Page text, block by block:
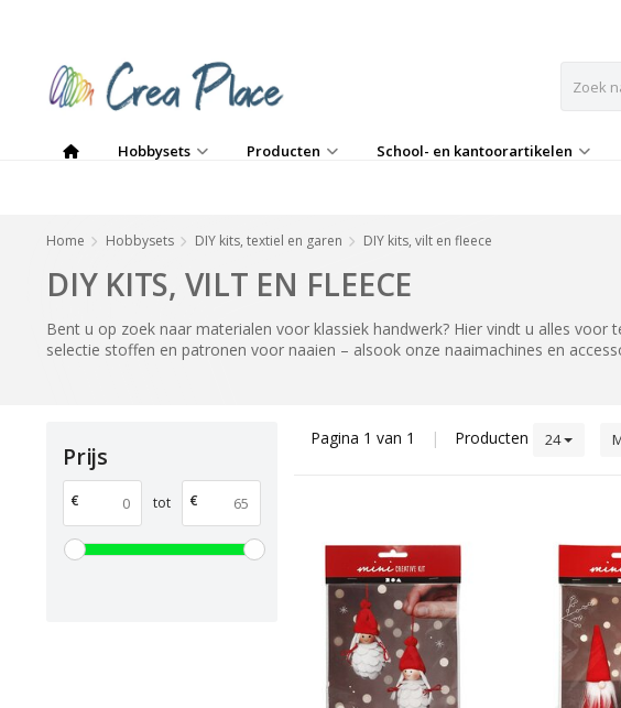
Hobbysets Producten School- en kantoorartikelen
Home Hobbysets DIY kits, textiel en garen DIY kits, vilt en fleece
DIY KITS, VILT EN FLEECE
Bent u op zoek naar materialen voor klassiek handwerk? Hier vindt u alles
selectie stoffen en patronen voor naaien – alsook onze naaimachines en
Prijs
€ tot €
Pagina 1 van 1 | Producten 24